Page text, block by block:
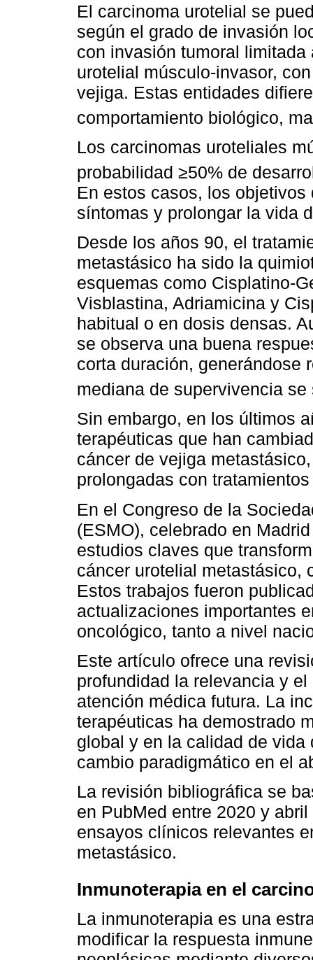
El carcinoma urotelial se
según el grado de invasión
con invasión tumoral
urotelial músculo-invasor,
vejiga. Estas entidades
comportamiento biológico,
Los carcinomas uroteliales
probabilidad ≥50% de
En estos casos, los
síntomas y prolongar la vida
Desde los años 90, el
metastásico ha sido la
esquemas como Cisplatino-
Visblastina, Adriamicina y
habitual o en dosis densas.
se observa una buena
corta duración, generándose
mediana de supervivencia
Sin embargo, en los últimos
terapéuticas que han
cáncer de vejiga
prolongadas con
En el Congreso de la
(ESMO), celebrado en
estudios claves que
cáncer urotelial metastásico,
Estos trabajos fueron
actualizaciones importantes
oncológico, tanto a nivel
Este artículo ofrece una
profundidad la relevancia y
atención médica futura. La
terapéuticas ha demostrado
global y en la calidad de
cambio paradigmático en el
La revisión bibliográfica se
en PubMed entre 2020 y
ensayos clínicos relevantes
metastásico.
Inmunoterapia en el
La inmunoterapia es una
modificar la respuesta